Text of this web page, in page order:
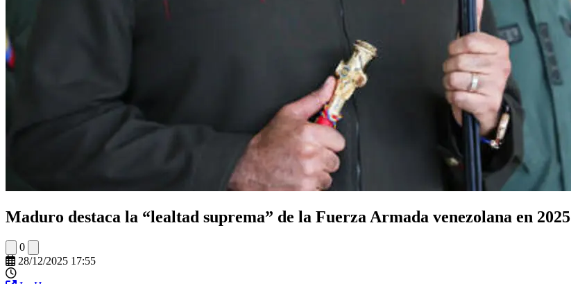
Maduro destaca la “lealtad suprema” de la Fuerza Armada venezolana en 2025
0
28/12/2025 17:55